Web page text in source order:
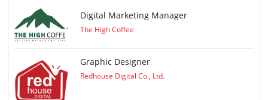
Digital Marketing Manager
The High Coffee
Graphic Designer
Redhouse Digital Co., Ltd.